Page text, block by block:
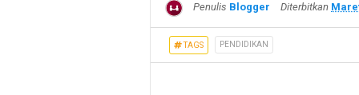
Penulis Blogger Diterbitkan
TAGS PENDIDIKAN